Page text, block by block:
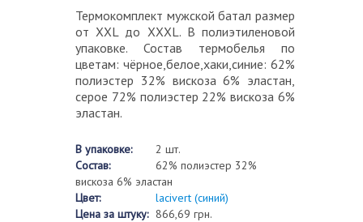
Термокомплект мужской батал размер
от XXL до XXXL. В полиэтиленовой
упаковке. Состав термобелья по
цветам: чёрное,белое,хаки,синие: 62%
полиэстер 32% вискоза 6% эластан,
серое 72% полиэстер 22% вискоза 6%
эластан.
В упаковке:
2 шт.
Состав:
62% полиэстер 32%
вискоза 6% эластан
Цвет:
lacivert (синий)
Цена за штуку: 866,69 грн.